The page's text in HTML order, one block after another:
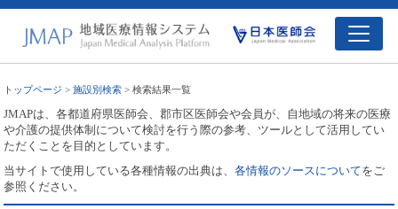
トップページ >施設別検索 > 検索結果一覧
JMAPは、各都道府県医師会、郡市区医師会や会員が、自地域の将来の医療
や介護の提供体制について検討を行う際の参考、ツールとして活用してい
ただくことを目的としています。
当サイトで使用している各種情報の出典は、各情報のソースについてをご
参照ください。